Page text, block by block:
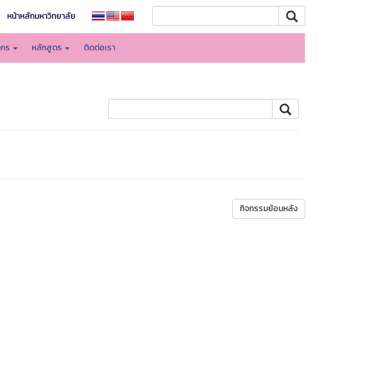
หน้าหลักมหาวิทยาลัย
ร หลักสูตร ติดต่อเรา
กิจกรรมย้อนหลัง